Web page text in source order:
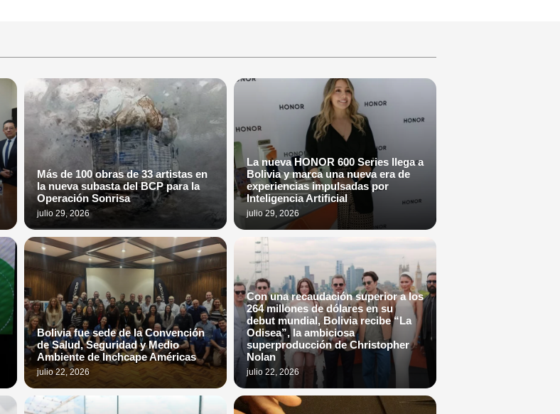
Más de 100 obras de 33 artistas en
la nueva subasta del BCP para la
Operación Sonrisa
julio 29, 2026
La nueva HONOR 600 Series llega a
Bolivia y marca una nueva era de
experiencias impulsadas por
Inteligencia Artificial
julio 29, 2026
Bolivia fue sede de la Convención
de Salud, Seguridad y Medio
Ambiente de Inchcape Américas
julio 22, 2026
Con una recaudación superior a los
264 millones de dólares en su
debut mundial, Bolivia recibe “La
Odisea”, la ambiciosa
superproducción de Christopher
Nolan
julio 22, 2026